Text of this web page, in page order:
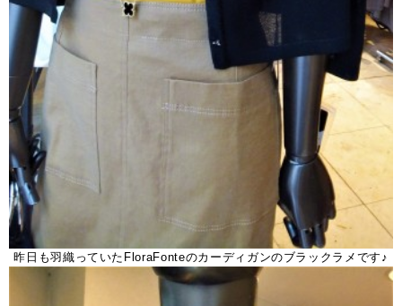
昨日も羽織っていたFloraFonteのカーディガンのブラックラメです♪